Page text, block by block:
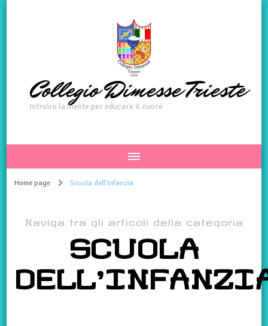
Collegio Dimesse Trieste
Istruire la mente per educare il cuore
Home page Scuola dell’Infanzia
Naviga tra gli articoli della categoria
SCUOLA